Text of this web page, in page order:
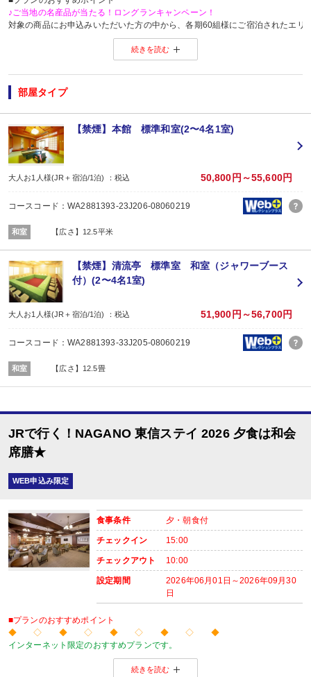
♪ご当地の名産品が当たる！ロングランキャンペーン！
対象の商品にお申込みいただいた方の中から、各期60組様にご宿泊されたエリ
※当選した方には各期終了後の翌月中旬頃にメールにてご連絡いたします。
当選した場合は、ご当地名産品発送のため、お客様の氏名・住所・電話番号
ご当地名産品発送以外の目的では使用いたしません。
※「＠nta.co.jp」よりメールをお送りいたしますので、ドメイン受信設定を
※
ご当地名産品キャンペーンサイト 詳しくはこちら
【おたのしみメニュー】
・貸切風呂1部屋・45分1,100円（税込）にてご利用ＯＫ（通常45分2,200円／
※チェックイン時先着順
※先着順のため、ご利用いただけない場合があります。
■夕食
場所:
その他（合同会食場 本館７階「りんどう」）
（こどもＡ：刺身、鍋、ランチＢＯＸ こどもＢ：ランチＢＯＸ）
※１２／３１～１／２の期間はお正月料理となります。
■朝食
場所:
宴会場（７Ｆりんどう）
内容:
和食中心のビュッフェ
※１２／３１～１／２の期間はお正月料理となります。
続きを読む
部屋タイプ
【禁煙】本館 標準和室(2〜4名1室)
大人お1人様(JR＋宿泊/1泊) ：税込 50,800円～55,600円
コースコード：WA2881393-23J206-08060219
和室 【広さ】12.5平米
【禁煙】清流亭 標準室 和室（ジャワーブース
付）(2〜4名1室)
大人お1人様(JR＋宿泊/1泊) ：税込 51,900円～56,700円
コースコード：WA2881393-33J205-08060219
和室 【広さ】12.5畳
JRで行く！NAGANO 東信ステイ 2026 夕食は和会
席膳★
WEB申込み限定
食事条件 夕・朝食付
チェックイン 15:00
チェックアウト 10:00
設定期間
2026年06月01日～2026年09月30
日
■プランのおすすめポイント
◆ ◇ ◆ ◇ ◆ ◇ ◆ ◇ ◆
インターネット限定のおすすめプランです。
温泉旅館から市内のホテルまで人気のお宿をご用意！
※店頭・電話・メールでのお問合せや申込みは出来ません。
続きを読む